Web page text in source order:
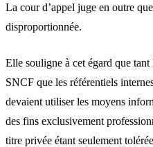
La cour d’appel juge en outre
disproportionnée.
Elle souligne à cet égard que
SNCF que les référentiels
devaient utiliser les moyens
des fins exclusivement
titre privée étant seulement